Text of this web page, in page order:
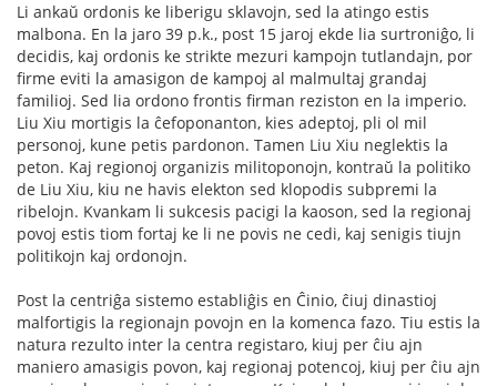
Li ankaŭ ordonis ke liberigu sklavojn, sed la atingo estis
malbona. En la jaro 39 p.k., post 15 jaroj ekde lia surtroniĝo, li
decidis, kaj ordonis ke strikte mezuri kampojn tutlandajn, por
firme eviti la amasigon de kampoj al malmultaj grandaj
familioj. Sed lia ordono frontis firman reziston en la imperio.
Liu Xiu mortigis la ĉefoponanton, kies adeptoj, pli ol mil
personoj, kune petis pardonon. Tamen Liu Xiu neglektis la
peton. Kaj regionoj organizis militoponojn, kontraŭ la politiko
de Liu Xiu, kiu ne havis elekton sed klopodis subpremi la
ribelojn. Kvankam li sukcesis pacigi la kaoson, sed la regionaj
povoj estis tiom fortaj ke li ne povis ne cedi, kaj senigis tiujn
politikojn kaj ordonojn.
Post la centriĝa sistemo establiĝis en Ĉinio, ĉiuj dinastioj
malfortigis la regionajn povojn en la komenca fazo. Tiu estis la
natura rezulto inter la centra registaro, kiuj per ĉiu ajn
maniero amasigis povon, kaj regionaj potencoj, kiuj per ĉiu ajn